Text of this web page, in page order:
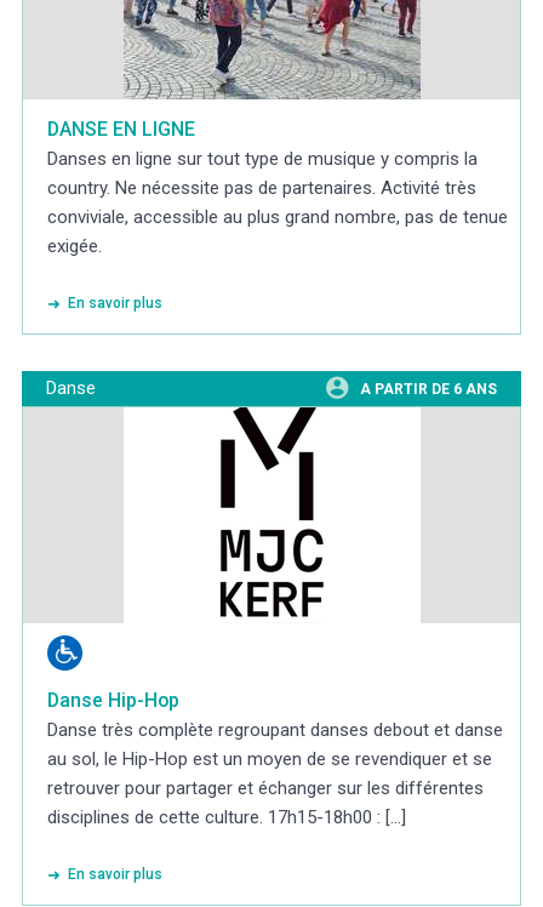
DANSE EN LIGNE
Danses en ligne sur tout type de musique y compris la
country. Ne nécessite pas de partenaires. Activité très
conviviale, accessible au plus grand nombre, pas de tenue
exigée.
En savoir plus
Danse A PARTIR DE 6 ANS
Danse Hip-Hop
Danse très complète regroupant danses debout et danse
au sol, le Hip-Hop est un moyen de se revendiquer et se
retrouver pour partager et échanger sur les différentes
disciplines de cette culture. 17h15-18h00 : [...]
En savoir plus